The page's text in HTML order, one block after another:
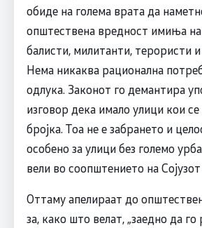
обиде на голема врата да
општествена вредност имиња
балисти, милитанти, терористи
Нема никаква рационална
одлука. Законот го демантира
изговор дека имало улици кои
бројка. Тоа не е забрането и
особено за улици без големо
вели во соопштението на
Оттаму апелираат до
за, како што велат, „заедно да